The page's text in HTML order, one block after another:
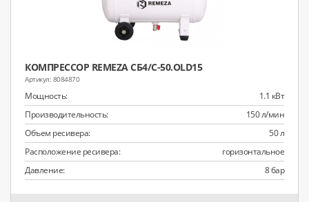
КОМПРЕССОР REMEZA СБ4/С-50.OLD15
8084870
Мощность:
1.1 кВт
Производительность:
150 л/мин
Объем ресивера:
50 л
Расположение ресивера:
горизонтальное
Давление:
8 бар